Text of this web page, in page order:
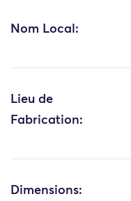
Nom Local:
Lieu de
Fabrication:
Dimensions: